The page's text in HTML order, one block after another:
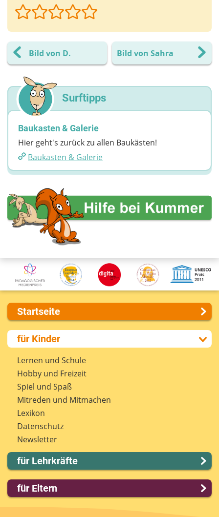
Bild von D. Bild von Sahra
Surftipps
Baukasten & Galerie
Hier geht's zurück zu allen Baukästen!
Baukasten & Galerie
Startseite
Über uns
Presse
Kontakt
Impressum
Internet-ABC Sitemap
Barrierefreiheit
Länderprojekte
für Kinder
Lernen und Schule
Hobby und Freizeit
Spiel und Spaß
Mitreden und Mitmachen
Lexikon
Datenschutz
Newsletter
für Lehrkräfte
Lernmodule
Unterrichts­materialien
für Eltern